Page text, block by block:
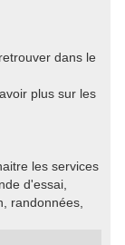
dans le
plus sur les
les services
d'essai,
randonnées,